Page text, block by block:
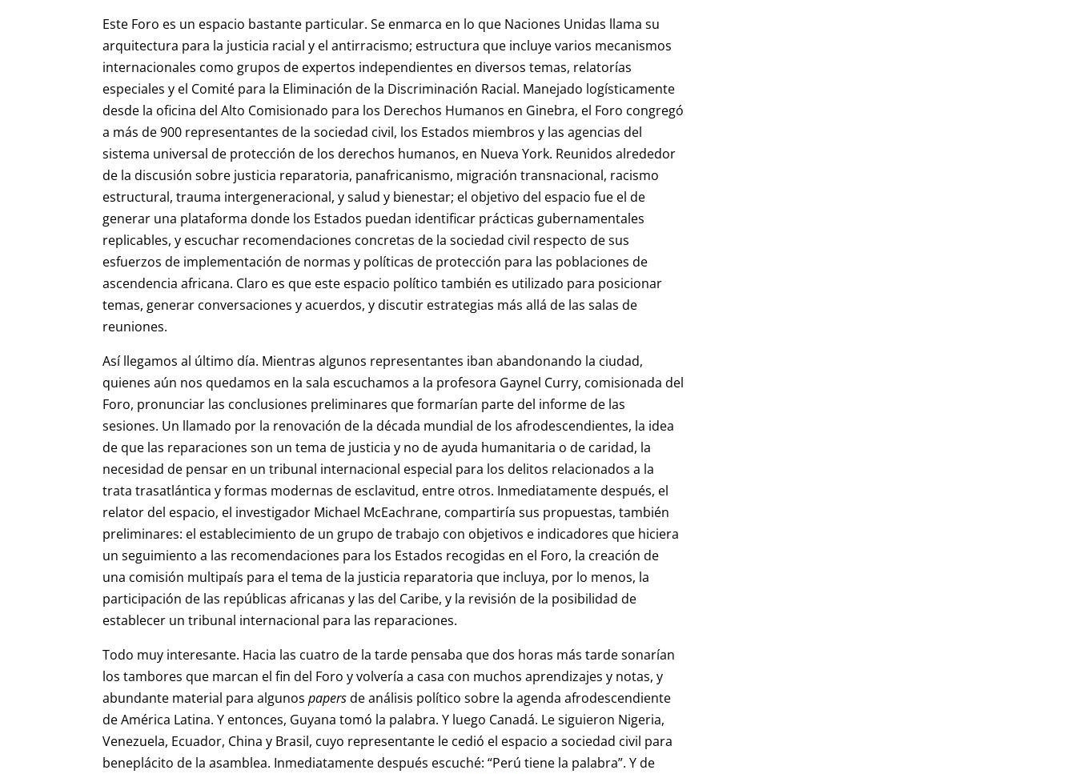
Este Foro es un espacio bastante particular. Se enmarca en lo que Naciones Unidas llama su
arquitectura para la justicia racial y el antirracismo; estructura que incluye varios mecanismos
internacionales como grupos de expertos independientes en diversos temas, relatorías
especiales y el Comité para la Eliminación de la Discriminación Racial. Manejado logísticamente
desde la oficina del Alto Comisionado para los Derechos Humanos en Ginebra, el Foro congregó
a más de 900 representantes de la sociedad civil, los Estados miembros y las agencias del
sistema universal de protección de los derechos humanos, en Nueva York. Reunidos alrededor
de la discusión sobre justicia reparatoria, panafricanismo, migración transnacional, racismo
estructural, trauma intergeneracional, y salud y bienestar; el objetivo del espacio fue el de
generar una plataforma donde los Estados puedan identificar prácticas gubernamentales
replicables, y escuchar recomendaciones concretas de la sociedad civil respecto de sus
esfuerzos de implementación de normas y políticas de protección para las poblaciones de
ascendencia africana. Claro es que este espacio político también es utilizado para posicionar
temas, generar conversaciones y acuerdos, y discutir estrategias más allá de las salas de
reuniones.
Así llegamos al último día. Mientras algunos representantes iban abandonando la ciudad,
quienes aún nos quedamos en la sala escuchamos a la profesora Gaynel Curry, comisionada del
Foro, pronunciar las conclusiones preliminares que formarían parte del informe de las
sesiones. Un llamado por la renovación de la década mundial de los afrodescendientes, la idea
de que las reparaciones son un tema de justicia y no de ayuda humanitaria o de caridad, la
necesidad de pensar en un tribunal internacional especial para los delitos relacionados a la
trata trasatlántica y formas modernas de esclavitud, entre otros. Inmediatamente después, el
relator del espacio, el investigador Michael McEachrane, compartiría sus propuestas, también
preliminares: el establecimiento de un grupo de trabajo con objetivos e indicadores que hiciera
un seguimiento a las recomendaciones para los Estados recogidas en el Foro, la creación de
una comisión multipaís para el tema de la justicia reparatoria que incluya, por lo menos, la
participación de las repúblicas africanas y las del Caribe, y la revisión de la posibilidad de
establecer un tribunal internacional para las reparaciones.
Todo muy interesante. Hacia las cuatro de la tarde pensaba que dos horas más tarde sonarían
los tambores que marcan el fin del Foro y volvería a casa con muchos aprendizajes y notas, y
abundante material para algunospapersde análisis político sobre la agenda afrodescendiente
de América Latina. Y entonces, Guyana tomó la palabra. Y luego Canadá. Le siguieron Nigeria,
Venezuela, Ecuador, China y Brasil, cuyo representante le cedió el espacio a sociedad civil para
beneplácito de la asamblea. Inmediatamente después escuché: “Perú tiene la palabra”. Y de